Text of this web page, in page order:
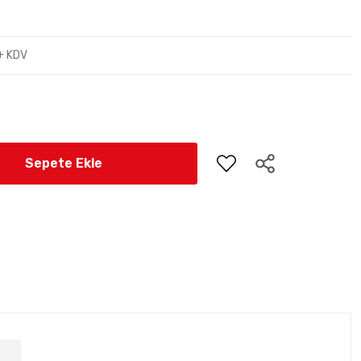
KDV
Sepete Ekle